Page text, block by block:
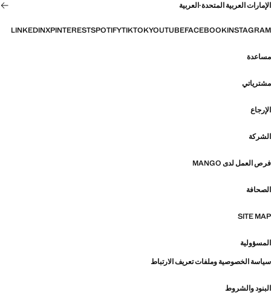
الإمارات العربية المتحدة·العربية
INSTAGRAM
FACEBOOK
YOUTUBE
TIKTOK
SPOTIFY
PINTEREST
X
LINKEDIN
مساعدة
مشترياتي
الإرجاع
الشركة
فرص العمل لدى MANGO
الصحافة
SITE MAP
المسؤولية
سياسة الخصوصية وملفات تعريف الارتباط
البنود والشروط